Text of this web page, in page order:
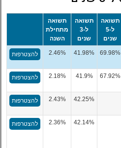
תשואה
ל-5
שנים
תשואה
ל-3
שנים
תשואה
מתחילת
השנה
69.98%
41.98%
2.46% להצטרפות
67.92%
41.9%
2.18% להצטרפות
42.25%
2.43% להצטרפות
42.14%
2.36% להצטרפות